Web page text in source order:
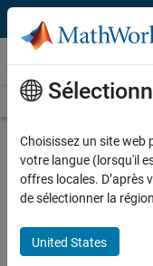
Passer au contenu
Vidéos
Videos Home Search
Description
Choisissez un site web
votre langue (lorsqu'il
offres locales. D’après
de sélectionner la
United States